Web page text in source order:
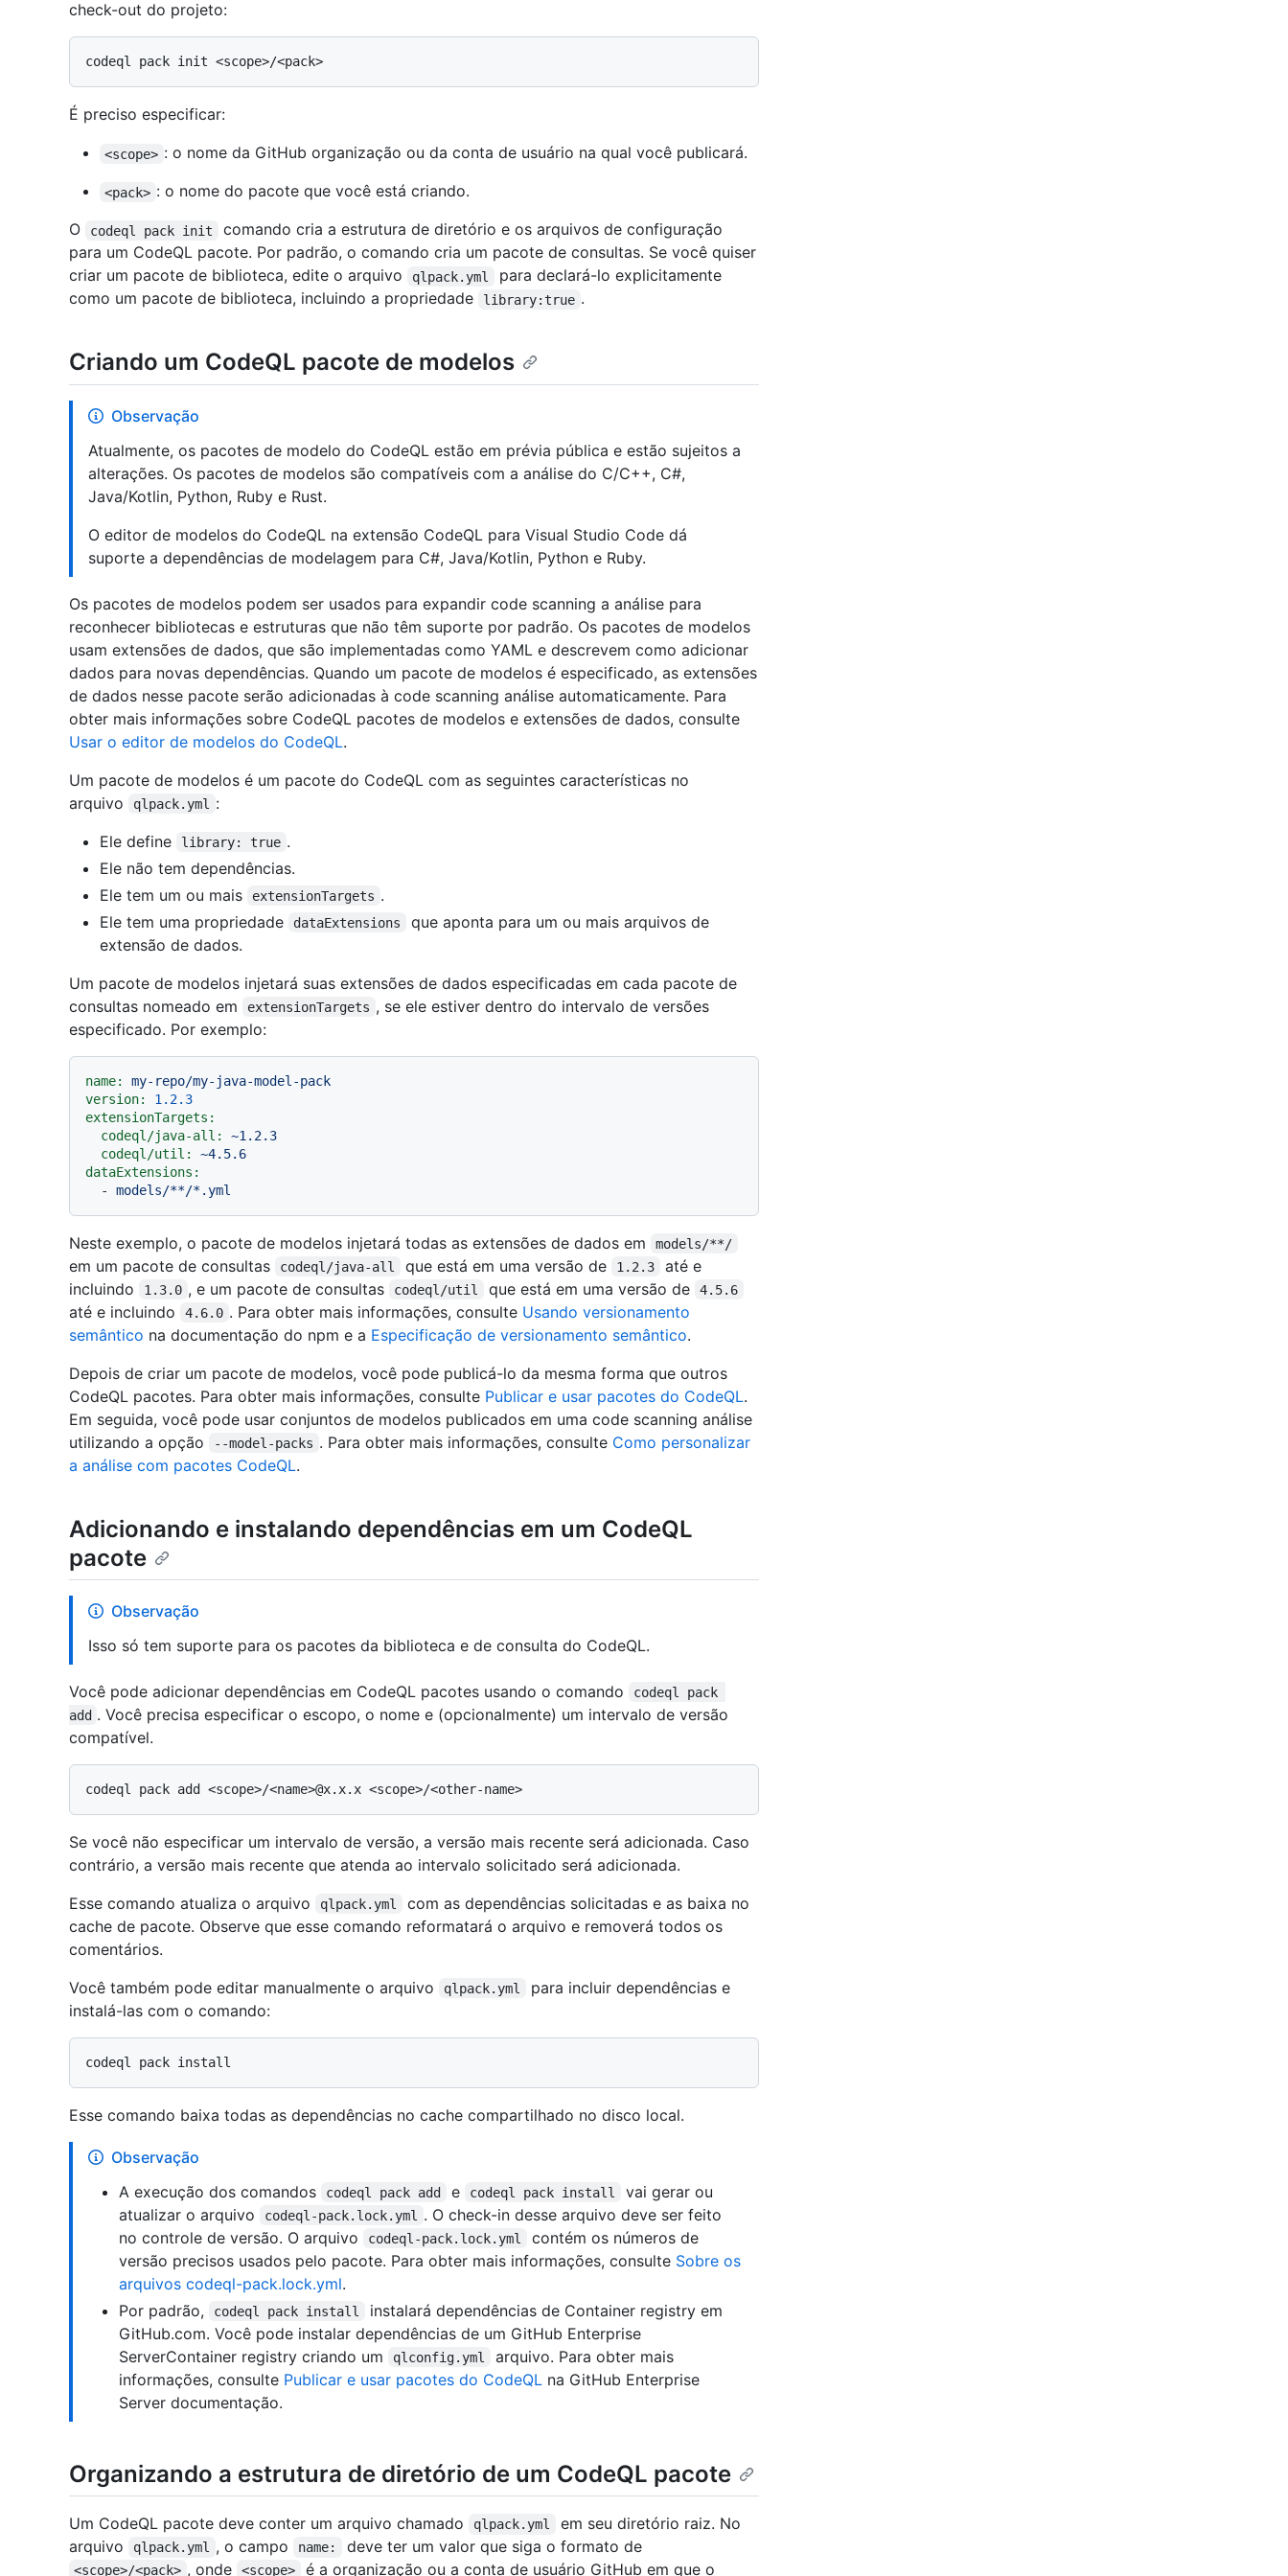
check-out do projeto:
É preciso especificar:
<scope> : o nome da GitHub organização ou da conta de usuário na qual você publicará.
<pack> : o nome do pacote que você está criando.
O
codeql pack init
comando cria a estrutura de diretório e os arquivos de configuração
para um CodeQL pacote. Por padrão, o comando cria um pacote de consultas. Se você quiser
criar um pacote de biblioteca, edite o arquivo
qlpack.yml
para declará-lo explicitamente
como um pacote de biblioteca, incluindo a propriedade
library:true .
Criando um CodeQL pacote de modelos
Observação
Atualmente, os pacotes de modelo do CodeQL estão em prévia pública e estão sujeitos a
alterações. Os pacotes de modelos são compatíveis com a análise do C/C++, C#,
Java/Kotlin, Python, Ruby e Rust.
O editor de modelos do CodeQL na extensão CodeQL para Visual Studio Code dá
suporte a dependências de modelagem para C#, Java/Kotlin, Python e Ruby.
Os pacotes de modelos podem ser usados para expandir code scanning a análise para
reconhecer bibliotecas e estruturas que não têm suporte por padrão. Os pacotes de modelos
usam extensões de dados, que são implementadas como YAML e descrevem como adicionar
dados para novas dependências. Quando um pacote de modelos é especificado, as extensões
de dados nesse pacote serão adicionadas à code scanning análise automaticamente. Para
obter mais informações sobre CodeQL pacotes de modelos e extensões de dados, consulte
Usar o editor de modelos do CodeQL.
Um pacote de modelos é um pacote do CodeQL com as seguintes características no
arquivo
qlpack.yml
:
Ele define
library: true .
Ele não tem dependências.
Ele tem um ou mais
extensionTargets .
Ele tem uma propriedade
dataExtensions
que aponta para um ou mais arquivos de
extensão de dados.
Um pacote de modelos injetará suas extensões de dados especificadas em cada pacote de
consultas nomeado em
extensionTargets , se ele estiver dentro do intervalo de versões
especificado. Por exemplo:
name:
my-repo/my-java-model-pack
version:
1.2.3
extensionTargets:
codeql/java-all:
~1.2.3
codeql/util:
~4.5.6
dataExtensions:
-
models/**/*.yml
Neste exemplo, o pacote de modelos injetará todas as extensões de dados em models/**/
em um pacote de consultas codeql/java-all que está em uma versão de 1.2.3
até e
incluindo
1.3.0 , e um pacote de consultas codeql/util que está em uma versão de 4.5.6
até e incluindo 4.6.0 . Para obter mais informações, consulte Usando versionamento
semântico na documentação do npm e a Especificação de versionamento semântico.
Depois de criar um pacote de modelos, você pode publicá-lo da mesma forma que outros
CodeQL pacotes. Para obter mais informações, consulte Publicar e usar pacotes do CodeQL.
Em seguida, você pode usar conjuntos de modelos publicados em uma code scanning análise
utilizando a opção
--model-packs . Para obter mais informações, consulte Como personalizar
a análise com pacotes CodeQL.
Adicionando e instalando dependências em um CodeQL
pacote
Observação
Isso só tem suporte para os pacotes da biblioteca e de consulta do CodeQL.
Você pode adicionar dependências em CodeQL pacotes usando o comando
codeql pack
add . Você precisa especificar o escopo, o nome e (opcionalmente) um intervalo de versão
compatível.
Se você não especificar um intervalo de versão, a versão mais recente será adicionada. Caso
contrário, a versão mais recente que atenda ao intervalo solicitado será adicionada.
Esse comando atualiza o arquivo
qlpack.yml
com as dependências solicitadas e as baixa no
cache de pacote. Observe que esse comando reformatará o arquivo e removerá todos os
comentários.
Você também pode editar manualmente o arquivo
qlpack.yml
para incluir dependências e
instalá-las com o comando:
Esse comando baixa todas as dependências no cache compartilhado no disco local.
Observação
A execução dos comandos
codeql pack add e codeql pack install
vai gerar ou
atualizar o arquivo
codeql-pack.lock.yml
. O check-in desse arquivo deve ser feito
no controle de versão. O arquivo
codeql-pack.lock.yml
contém os números de
versão precisos usados pelo pacote. Para obter mais informações, consulte Sobre os
arquivos codeql-pack.lock.yml.
Por padrão,
codeql pack install
instalará dependências de Container registry em
GitHub.com. Você pode instalar dependências de um GitHub Enterprise
ServerContainer registry criando um
qlconfig.yml
arquivo. Para obter mais
informações, consulte Publicar e usar pacotes do CodeQL na GitHub Enterprise
Server documentação.
Organizando a estrutura de diretório de um CodeQL pacote
Um CodeQL pacote deve conter um arquivo chamado qlpack.yml
em seu diretório raiz. No
arquivo
qlpack.yml , o campo name: deve ter um valor que siga o formato de
<scope>/<pack> , onde <scope> é a organização ou a conta de usuário GitHub em que o